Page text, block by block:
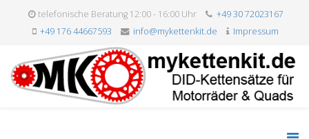
telefonische Beratung 12:00 - 16:00 Uhr
+49 30 72023167
+49 176 44667593
info@mykettenkit.de Impressum